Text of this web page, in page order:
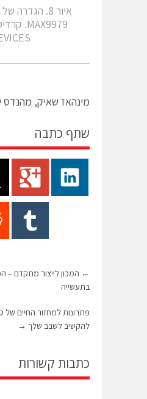
איור 8.
מינהאז שאיק, מהנדס
שתף כתבה
← המכון לייצור מתקדם –
בתעשייה
פתרונות למחזור החיים של
להקשיב לשבב שלך →
כתבות קשורות